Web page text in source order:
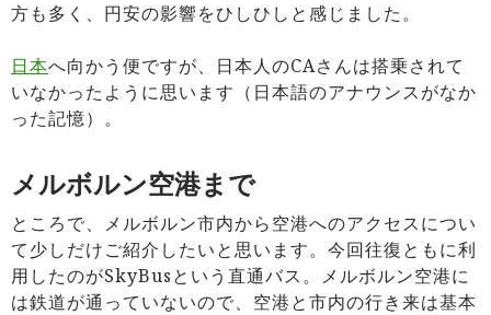
方も多く、円安の影響をひしひしと感じました。
日本へ向かう便ですが、日本人のCAさんは搭乗されて
いなかったように思います（日本語のアナウンスがなか
った記憶）。
メルボルン空港まで
ところで、メルボルン市内から空港へのアクセスについ
て少しだけご紹介したいと思います。今回往復ともに利
用したのがSkyBusという直通バス。メルボルン空港に
は鉄道が通っていないので、空港と市内の行き来は基本